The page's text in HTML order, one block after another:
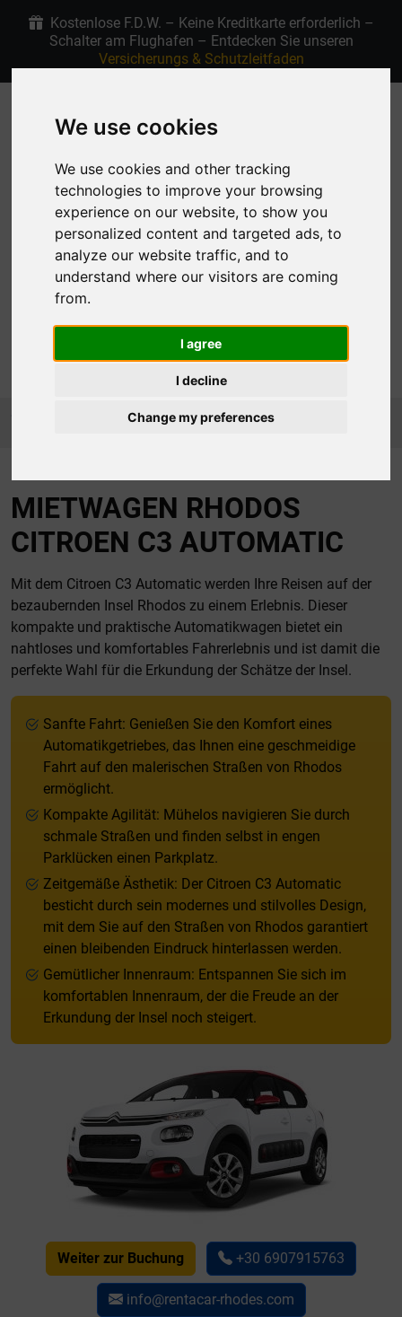
Kostenlose F.D.W. – Keine Kreditkarte erforderlich –
Schalter am Flughafen – Entdecken Sie unseren
Versicherungs & Schutzleitfaden
+30 6907915763
DE
Meine Reservierung
MENU
Autovermietung Rhodos unsere Fahrzeugflotte
MIETWAGEN RHODOS
CITROEN C3 AUTOMATIC
Mit dem Citroen C3 Automatic werden Ihre Reisen auf der
bezaubernden Insel Rhodos zu einem Erlebnis. Dieser
kompakte und praktische Automatikwagen bietet ein
nahtloses und komfortables Fahrerlebnis und ist damit die
perfekte Wahl für die Erkundung der Schätze der Insel.
Sanfte Fahrt: Genießen Sie den Komfort eines
Automatikgetriebes, das Ihnen eine geschmeidige
Fahrt auf den malerischen Straßen von Rhodos
ermöglicht.
Kompakte Agilität: Mühelos navigieren Sie durch
schmale Straßen und finden selbst in engen
Parklücken einen Parkplatz.
Zeitgemäße Ästhetik: Der Citroen C3 Automatic
besticht durch sein modernes und stilvolles Design,
mit dem Sie auf den Straßen von Rhodos garantiert
einen bleibenden Eindruck hinterlassen werden.
Gemütlicher Innenraum: Entspannen Sie sich im
komfortablen Innenraum, der die Freude an der
Erkundung der Insel noch steigert.
Weiter zur Buchung +30 6907915763
info@rentacar-rhodes.com
We use cookies
We use cookies and other tracking
technologies to improve your browsing
experience on our website, to show you
personalized content and targeted ads, to
analyze our website traffic, and to
understand where our visitors are coming
from.
I agree
I decline
Change my preferences